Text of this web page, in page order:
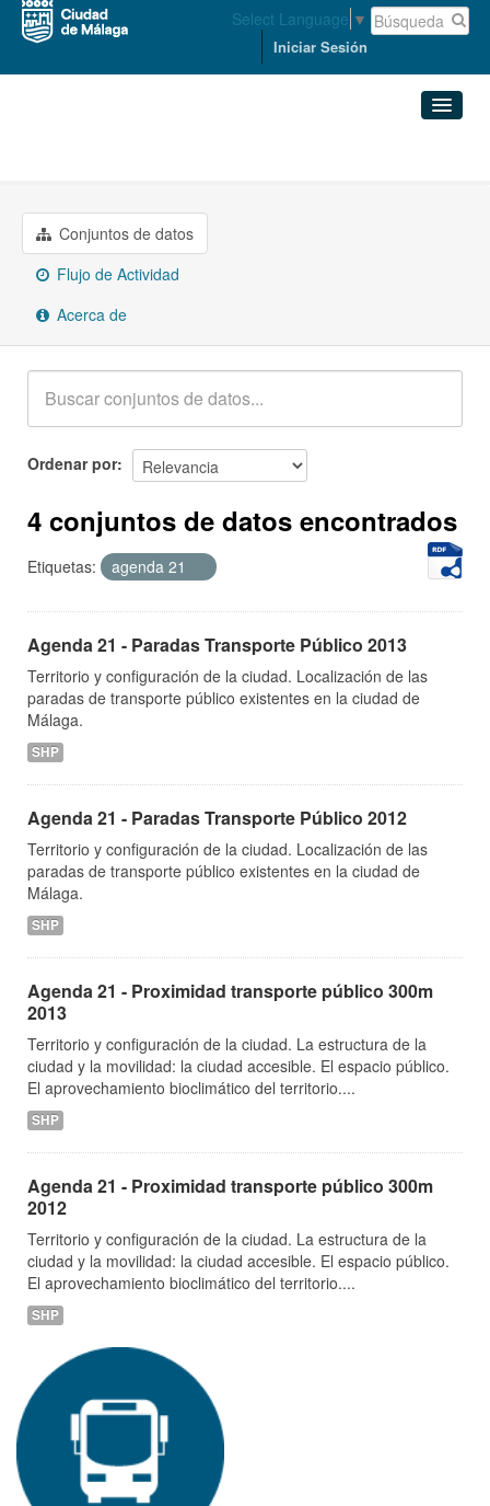
Select Language ▼
Iniciar Sesión
Organizaciones
Grupos
Acerca de
Conjuntos de datos
Flujo de Actividad
Acerca de
Ordenar por
4 conjuntos de datos encontrados
Etiquetas: agenda 21
Agenda 21 - Paradas Transporte Público 2013
Territorio y configuración de la ciudad. Localización de las
paradas de transporte público existentes en la ciudad de
Málaga.
SHP
Agenda 21 - Paradas Transporte Público 2012
Territorio y configuración de la ciudad. Localización de las
paradas de transporte público existentes en la ciudad de
Málaga.
SHP
Agenda 21 - Proximidad transporte público 300m
2013
Territorio y configuración de la ciudad. La estructura de la
ciudad y la movilidad: la ciudad accesible. El espacio público.
El aprovechamiento bioclimático del territorio....
SHP
Agenda 21 - Proximidad transporte público 300m
2012
Territorio y configuración de la ciudad. La estructura de la
ciudad y la movilidad: la ciudad accesible. El espacio público.
El aprovechamiento bioclimático del territorio....
SHP